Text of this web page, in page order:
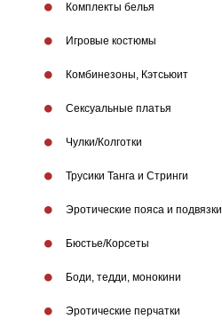
Комплекты белья
Игровые костюмы
Комбинезоны, Кэтсьюит
Сексуальные платья
Чулки/Колготки
Трусики Танга и Стринги
Эротические пояса и подвязки
Бюстье/Корсеты
Боди, тедди, монокини
Эротические перчатки